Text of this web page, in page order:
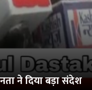
ने दिया बड़ा संदेश